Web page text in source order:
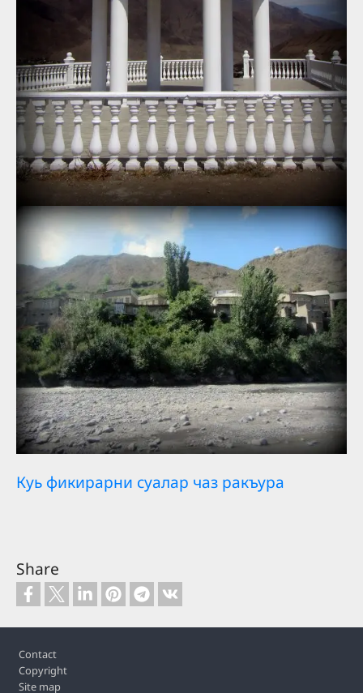
Куь фикирарни суалар чаз ракъура
Share
Footer
Contact
Copyright
Site map